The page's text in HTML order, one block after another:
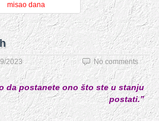
misao dana
2023 No comments
da postaneteono što ste u stanju
postati.”